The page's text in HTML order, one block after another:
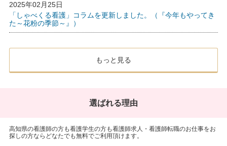
2025年02月25日
「しゃべくる看護」コラムを更新しました。（『今年もやってき
た～花粉の季節～』）
もっと見る
選ばれる理由
高知県の看護師の方も看護学生の方も看護師求人・看護師転職のお仕事をお
探しの方ならどなたでも無料でご利用頂けます。